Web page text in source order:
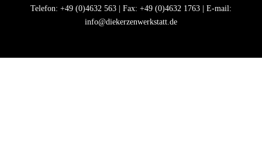
Telefon: +49 (0)4632 563 | Fax: +49 (0)4632 1763 | E-mail:
info@diekerzenwerkstatt.de